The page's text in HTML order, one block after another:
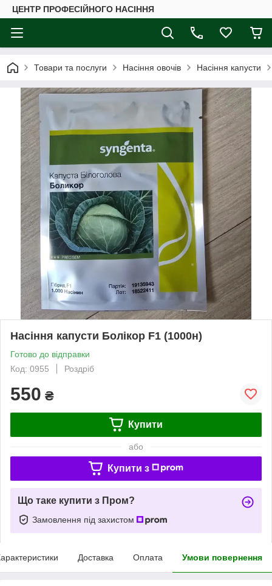
ЦЕНТР ПРОФЕСІЙНОГО НАСІННЯ
Товари та послуги Насіння овочів Насіння капусти
Насіння капусти Болікор F1 (1000н)
Готово до відправки
Код: 0955
Роздріб
550 ₴
Купити
або
Купити з
Що таке купити з Пром?
Замовлення під захистом
Доставка Оплата Умови повернення